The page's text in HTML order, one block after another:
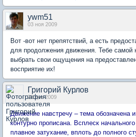
ywm51
03 ноя 2009
Вот -вот нет препятствий, а есть
для продолжения движения. Тебе самой
выбрать свои ощущения на
восприятие их!
Григорий Курлов
28 дек 2009
Движение навстречу – тема обозначена
контурно прописана. Всплеск
плавное затухание, вплоть до полного